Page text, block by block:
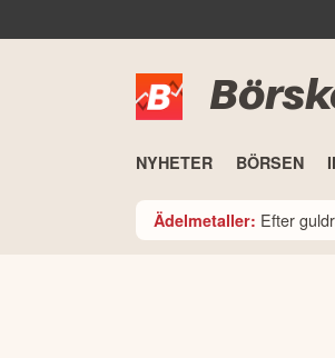
NYHETER BÖRSEN
Ädelmetaller: Efter